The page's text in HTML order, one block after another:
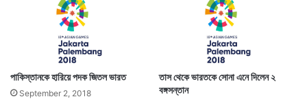
পাকিস্তানকে হারিয়ে পদক জিতল ভারত
September 2, 2018
তাস থেকে ভারতকে সোনা এনে দিলেন ২
বঙ্গসন্তান